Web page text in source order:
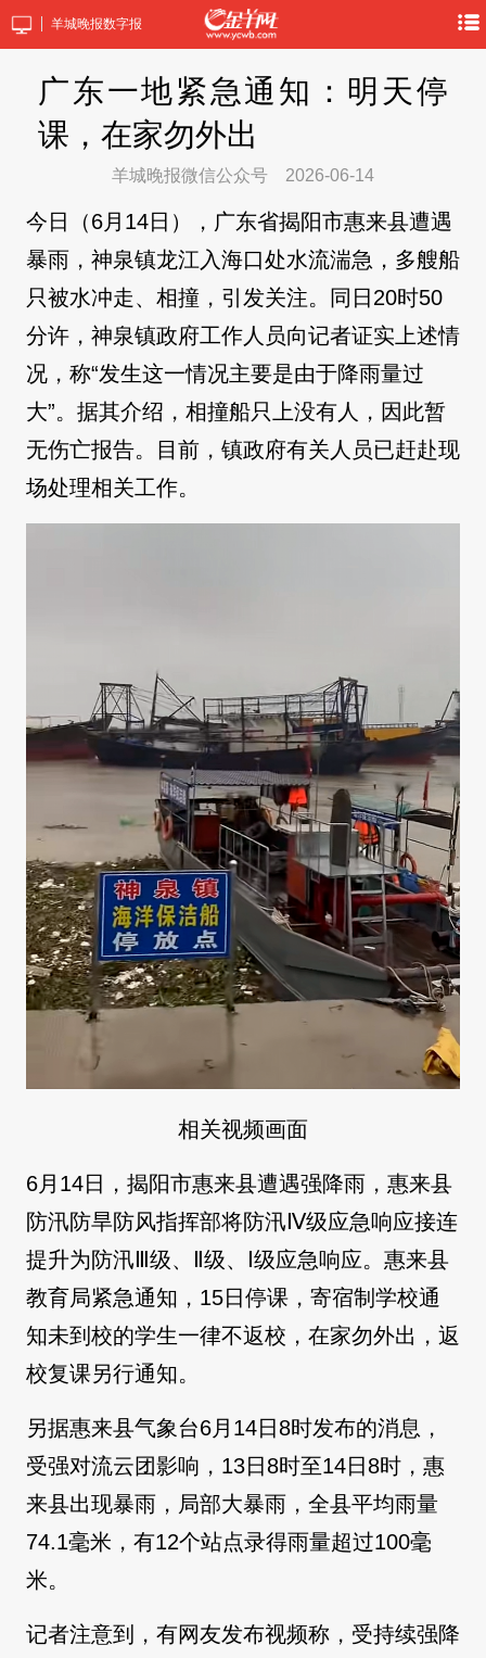
羊城晚报数字报
广东一地紧急通知：明天停
课，在家勿外出
羊城晚报微信公众号 2026-06-14
今日（6月14日），广东省揭阳市惠来县遭遇
暴雨，神泉镇龙江入海口处水流湍急，多艘船
只被水冲走、相撞，引发关注。同日20时50
分许，神泉镇政府工作人员向记者证实上述情
况，称“发生这一情况主要是由于降雨量过
大”。据其介绍，相撞船只上没有人，因此暂
无伤亡报告。目前，镇政府有关人员已赶赴现
场处理相关工作。
相关视频画面
6月14日，揭阳市惠来县遭遇强降雨，惠来县
防汛防旱防风指挥部将防汛Ⅳ级应急响应接连
提升为防汛Ⅲ级、Ⅱ级、Ⅰ级应急响应。惠来县
教育局紧急通知，15日停课，寄宿制学校通
知未到校的学生一律不返校，在家勿外出，返
校复课另行通知。
另据惠来县气象台6月14日8时发布的消息，
受强对流云团影响，13日8时至14日8时，惠
来县出现暴雨，局部大暴雨，全县平均雨量
74.1毫米，有12个站点录得雨量超过100毫
米。
记者注意到，有网友发布视频称，受持续强降